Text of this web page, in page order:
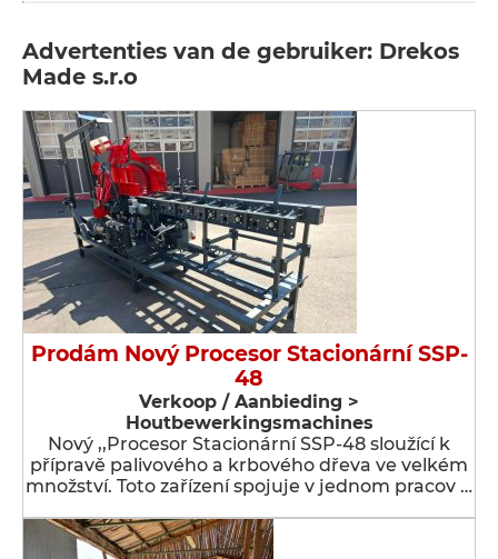
Advertenties van de gebruiker: Drekos
Made s.r.o
Prodám Nový Procesor Stacionární SSP-
48
Verkoop / Aanbieding >
Houtbewerkingsmachines
Nový ,,Procesor Stacionární SSP-48 sloužící k
přípravě palivového a krbového dřeva ve velkém
množství. Toto zařízení spojuje v jednom pracov …